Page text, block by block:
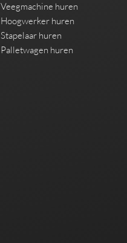
Veegmachine huren
Hoogwerker huren
Stapelaar huren
Palletwagen huren